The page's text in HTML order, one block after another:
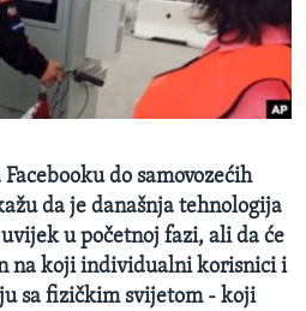
do samovozećih
da je današnja tehnologija
u početnoj fazi, ali da će
na koji individualni korisnici i
sa fizičkim svijetom - koji